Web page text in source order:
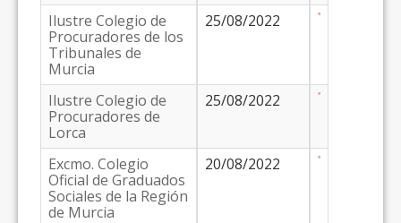
Ilustre Colegio de
Procuradores de los
Tribunales de
Murcia
25/08/2022
Ilustre Colegio de
Procuradores de
Lorca
25/08/2022
Excmo. Colegio
Oficial de Graduados
Sociales de la Región
de Murcia
20/08/2022